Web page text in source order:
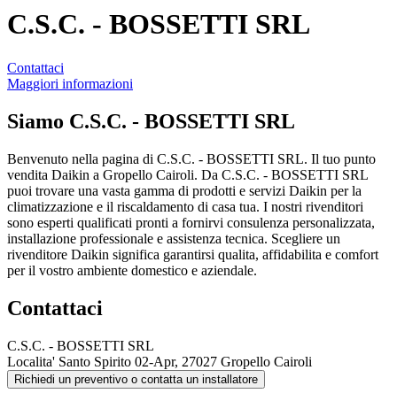
C.S.C. - BOSSETTI SRL
Contattaci
Maggiori informazioni
Siamo C.S.C. - BOSSETTI SRL
Benvenuto nella pagina di C.S.C. - BOSSETTI SRL. Il tuo punto
vendita Daikin a Gropello Cairoli. Da C.S.C. - BOSSETTI SRL
puoi trovare una vasta gamma di prodotti e servizi Daikin per la
climatizzazione e il riscaldamento di casa tua. I nostri rivenditori
sono esperti qualificati pronti a fornirvi consulenza personalizzata,
installazione professionale e assistenza tecnica. Scegliere un
rivenditore Daikin significa garantirsi qualita, affidabilita e comfort
per il vostro ambiente domestico e aziendale.
Contattaci
C.S.C. - BOSSETTI SRL
Localita' Santo Spirito 02-Apr, 27027 Gropello Cairoli
Richiedi un preventivo o contatta un installatore